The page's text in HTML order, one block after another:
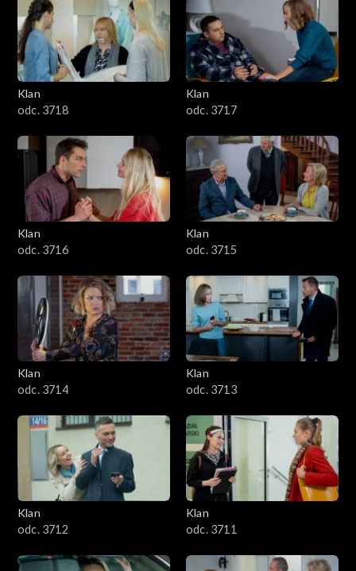
Klan
odc. 3718
Klan
odc. 3717
Klan
odc. 3716
Klan
odc. 3715
Klan
odc. 3714
Klan
odc. 3713
Klan
odc. 3712
Klan
odc. 3711